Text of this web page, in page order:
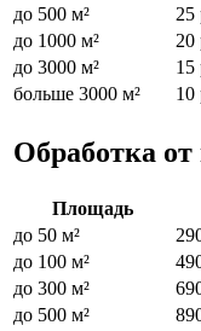
до 500 м²
25
до 1000 м²
20
до 3000 м²
15
больше 3000 м²
10
Обработка от
Площадь
до 50 м²
до 100 м²
до 300 м²
до 500 м²